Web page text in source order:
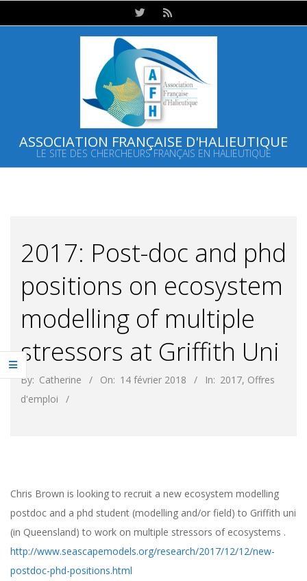
to
ASSOCIATION FRANÇAISE D'HALIEUTIQUE
LE SITE DES CHERCHEURS FRANÇAIS EN HALIEUTIQUE
2017: Post-doc and phd
positions on ecosystem
modelling of multiple
stressors at Griffith Uni
By: Catherine On: 14 février 2018 In: 2017, Offres
d'emploi
Chris Brown is looking to recruit a new ecosystem modelling
postdoc and a phd student (modelling and/or field) to Griffith uni
(in Queensland) to work on multiple stressors of ecosystems .
http://www.seascapemodels.org/research/2017/12/12/new-
postdoc-phd-positions.html